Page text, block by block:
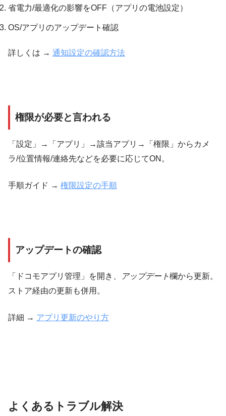
省電力/最適化の影響をOFF（アプリの電池設定）
OS/アプリのアップデート確認
詳しくは → 通知設定の確認方法
権限が必要と言われる
「設定」→「アプリ」→該当アプリ→「権限」からカメ
ラ/位置情報/連絡先などを必要に応じてON。
手順ガイド → 権限設定の手順
アップデートの確認
「ドコモアプリ管理」を開き、 アップデート欄から更新。
ストア経由の更新も併用。
詳細 → アプリ更新のやり方
よくあるトラブル解決